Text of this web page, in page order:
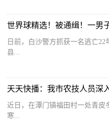
世界球精选！被通缉！一男
日前，白沙警方抓获一名逃亡
县...
天天快播：我市农技人员深
近日，在潭门镇福田村一处青皮
寒...